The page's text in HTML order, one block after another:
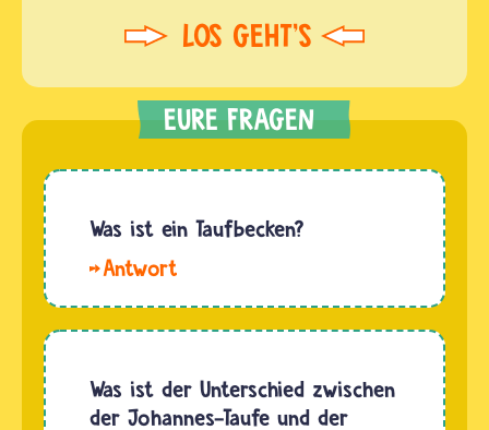
Was ist ein Taufbecken?
Taufbecken
den Ort
in der
Was ist der Unterschied zwischen
der Johannes-Taufe und der